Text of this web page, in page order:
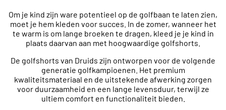
Om je kind zijn ware potentieel op de golfbaan te laten zien,
moet je hem kleden voor succes. In de zomer, wanneer het
te warm is om lange broeken te dragen, kleed je je kind in
plaats daarvan aan met hoogwaardige golfshorts.
De golfshorts van Druids zijn ontworpen voor de volgende
generatie golfkampioenen. Het premium
kwaliteitsmateriaal en de uitstekende afwerking zorgen
voor duurzaamheid en een lange levensduur, terwijl ze
ultiem comfort en functionaliteit bieden.